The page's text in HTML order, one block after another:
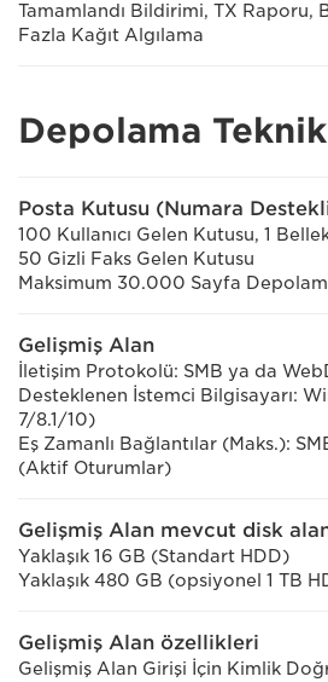
Tamamlandı Bildirimi, TX Raporu,
Fazla Kağıt Algılama
Depolama
Posta Kutusu (Numara
100 Kullanıcı Gelen Kutusu, 1
50 Gizli Faks Gelen Kutusu
Maksimum 30.000 Sayfa
Gelişmiş Alan
İletişim Protokolü: SMB ya da
Desteklenen İstemci Bilgisayarı:
7/8.1/10)
Eş Zamanlı Bağlantılar (Maks.):
(Aktif Oturumlar)
Gelişmiş Alan mevcut disk
Yaklaşık 16 GB (Standart HDD)
Yaklaşık 480 GB (opsiyonel 1 TB
Gelişmiş Alan özellikleri
Gelişmiş Alan Girişi İçin Kimlik